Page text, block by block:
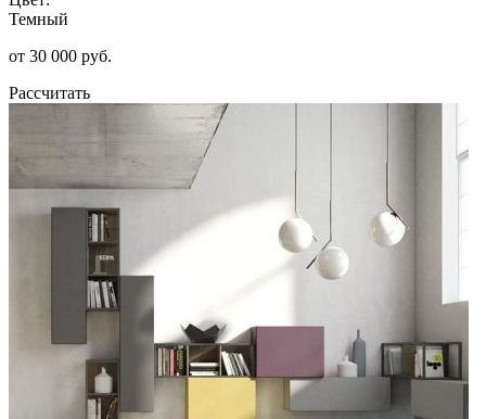
Темный
от 30 000 руб.
Рассчитать